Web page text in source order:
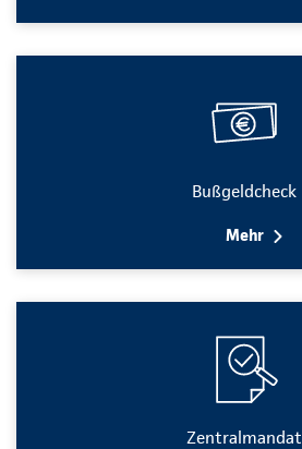
Bußgeldcheck
Mehr
Zentralmandat